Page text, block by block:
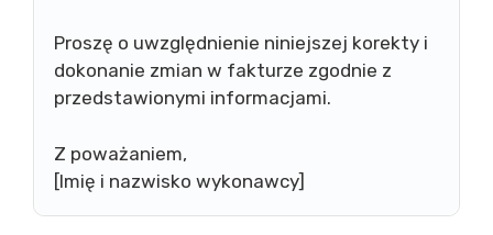
Proszę o uwzględnienie niniejszej korekty i
dokonanie zmian w fakturze zgodnie z
przedstawionymi informacjami.
Z poważaniem,
[Imię i nazwisko wykonawcy]